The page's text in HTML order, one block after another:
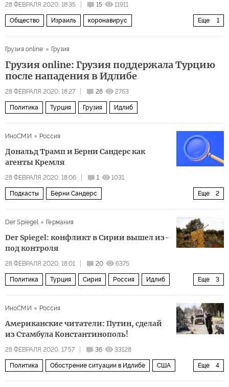
28 ФЕВРАЛЯ 2020, 18:35 15 11911
Еще 1
Общество Израиль коронавирус
Грузия online
Грузия
Грузия online: Грузия поддержала Турцию
после нападения в Идлибе
28 ФЕВРАЛЯ 2020, 18:27 28 2763
Политика Турция Грузия Идлиб
ИноСМИ Россия
Дональд Трамп и Берни Сандерс как
агенты Кремля
28 ФЕВРАЛЯ 2020, 18:06 1 1031
Еще 2
Подкасты Берни Сандерс
Der Spiegel
Германия
Der Spiegel: конфликт в Сирии вышел из-
под контроля
28 ФЕВРАЛЯ 2020, 18:01 20 6375
Еще 3
Политика Турция Сирия Россия Идлиб
ИноСМИ Россия
Американские читатели: Путин, сделай
из Стамбула Константинополь!
28 ФЕВРАЛЯ 2020, 17:57 36 33128
Еще 4
Политика Обострение ситуации в Идлибе США